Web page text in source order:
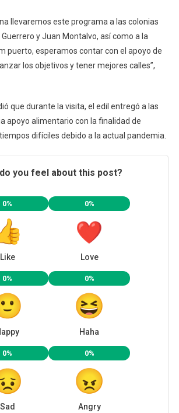
llevaremos este programa a las colonias
y Juan Montalvo, así como a la
puerto, esperamos contar con el apoyo de
los objetivos y tener mejores calles”,
que durante la visita, el edil entregó a las
apoyo alimentario con la finalidad de
difíciles debido a la actual pandemia.
you feel about this post?
0%
Like
0%
Love
0% 0%
Haha
0%
Sad
0%
Angry